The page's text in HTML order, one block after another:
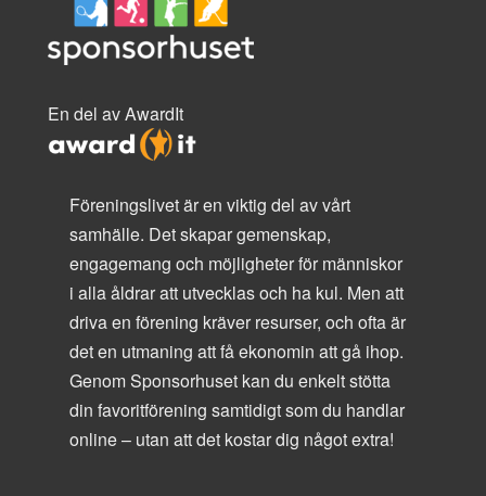
En del av AwardIt
Föreningslivet är en viktig del av vårt
samhälle. Det skapar gemenskap,
engagemang och möjligheter för människor
i alla åldrar att utvecklas och ha kul. Men att
driva en förening kräver resurser, och ofta är
det en utmaning att få ekonomin att gå ihop.
Genom Sponsorhuset kan du enkelt stötta
din favoritförening samtidigt som du handlar
online – utan att det kostar dig något extra!